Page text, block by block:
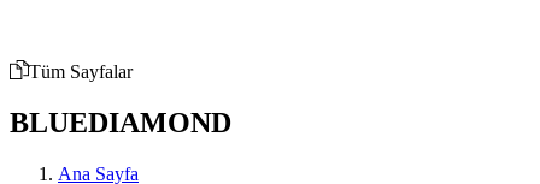
Tüm Sayfalar
BLUEDIAMOND
Ana Sayfa